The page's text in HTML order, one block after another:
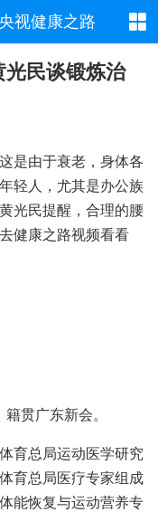
视健康之路
光民谈锻炼治
是由于衰老，身体各
轻人，尤其是办公族
光民提醒，合理的腰
健康之路视频看看
贯广东新会。
育总局运动医学研究
育总局医疗专家组成
能恢复与运动营养专